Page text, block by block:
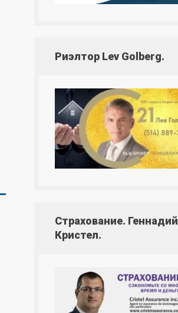
Риэлтор Lev Golberg.
Страхование. Геннадий
Кристел.